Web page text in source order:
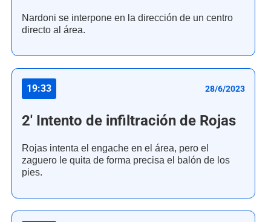
Nardoni se interpone en la dirección de un centro
directo al área.
19:33 28/6/2023
2' Intento de infiltración de Rojas
Rojas intenta el engache en el área, pero el
zaguero le quita de forma precisa el balón de los
pies.